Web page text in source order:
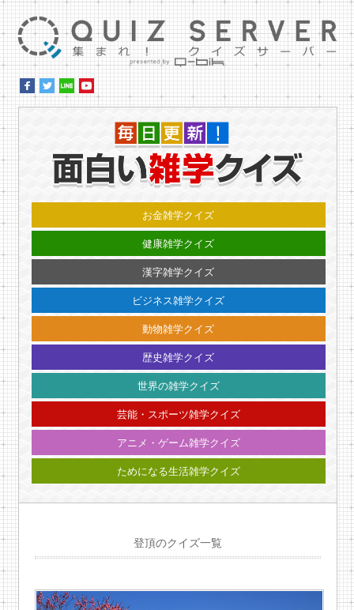
お金雑学クイズ
健康雑学クイズ
漢字雑学クイズ
ビジネス雑学クイズ
動物雑学クイズ
歴史雑学クイズ
世界の雑学クイズ
芸能・スポーツ雑学クイズ
アニメ・ゲーム雑学クイズ
ためになる生活雑学クイズ
登頂のクイズ一覧